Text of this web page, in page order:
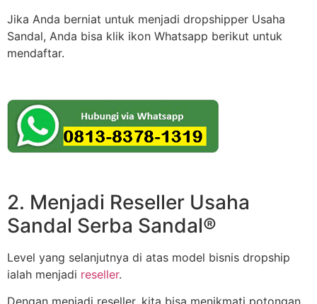
Jika Anda berniat untuk menjadi dropshipper Usaha
Sandal, Anda bisa klik ikon Whatsapp berikut untuk
mendaftar.
2. Menjadi Reseller Usaha
Sandal Serba Sandal®
Level yang selanjutnya di atas model bisnis dropship
ialah menjadi reseller.